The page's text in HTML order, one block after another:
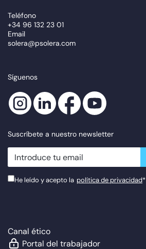
Teléfono
+34 96 132 23 01
Email
solera@psolera.com
Síguenos
Suscríbete a nuestro newsletter
newsletter.suscribe
He leído y acepto la política de privacidad*
Canal ético
Portal del trabajador